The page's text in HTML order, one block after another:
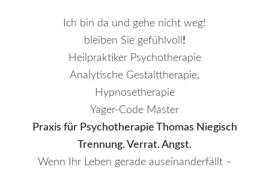
Ich bin da und gehe nicht weg!
bleiben Sie gefühlvoll !
Heilpraktiker Psychotherapie
Analytische Gestalttherapie,
Hypnosetherapie
Yager-Code Master
Praxis für Psychotherapie Thomas Niegisch
Trennung. Verrat. Angst.
Wenn Ihr Leben gerade auseinanderfällt –